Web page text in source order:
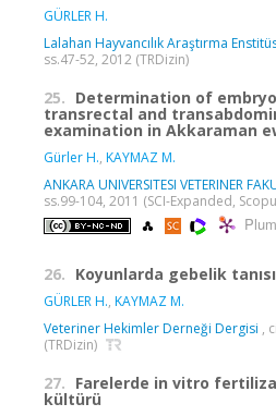
GÜRLER H.
Lalahan Hayvancılık Araştırma
ss.47-52, 2012 (TRDizin)
25. Determination of
transrectal and
examination in Akkaraman
Gürler H., KAYMAZ M.
ANKARA UNIVERSITESI VETERINER
ss.99-104, 2011 (SCI-Expanded,
26. Koyunlarda gebelik tanısı
GÜRLER H., KAYMAZ M.
Veteriner Hekimler Derneği Dergisi ,
(TRDizin)
27. Farelerde in vitro
kültürü